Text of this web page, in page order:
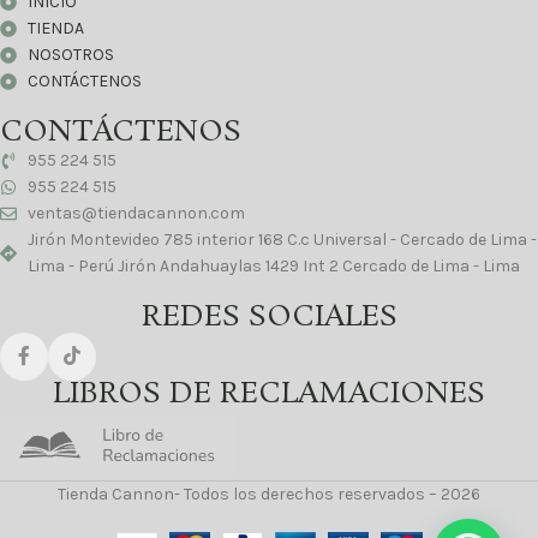
TIENDA
NOSOTROS
CONTÁCTENOS
CONTÁCTENOS
955 224 515
955 224 515
ventas@tiendacannon.com
Jirón Montevideo 785 interior 168 C.c Universal - Cercado de Lima -
Lima - Perú Jirón Andahuaylas 1429 Int 2 Cercado de Lima - Lima
REDES SOCIALES
LIBROS DE RECLAMACIONES
Tienda Cannon- Todos los derechos reservados – 2026